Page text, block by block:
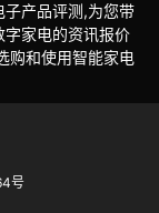
产品评测,为您带
家电的资讯报价
购和使用智能家电
号